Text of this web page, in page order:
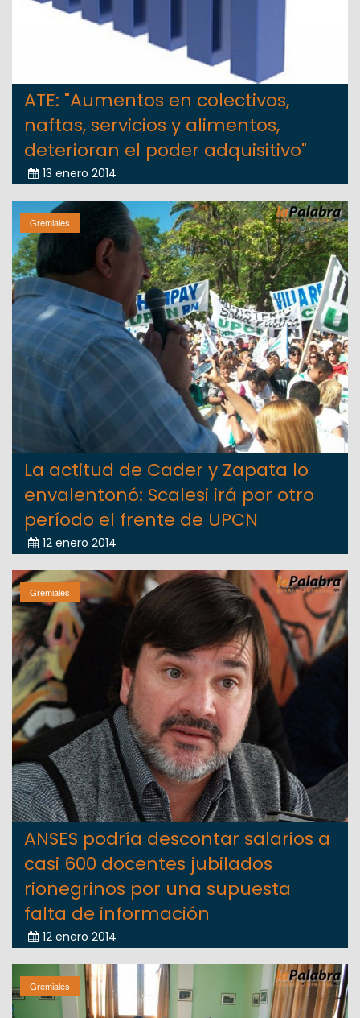
ATE: "Aumentos en colectivos,
naftas, servicios y alimentos,
deterioran el poder adquisitivo"
13 enero 2014
Gremiales
La actitud de Cader y Zapata lo
envalentonó: Scalesi irá por otro
período el frente de UPCN
12 enero 2014
Gremiales
ANSES podría descontar salarios a
casi 600 docentes jubilados
rionegrinos por una supuesta
falta de información
12 enero 2014
Gremiales